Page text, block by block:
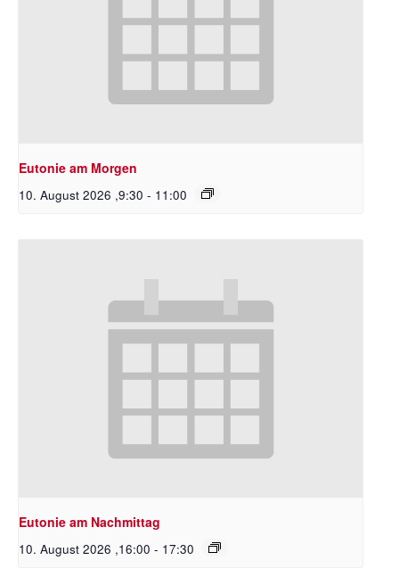
Eutonie am Morgen
10. August 2026 ,9:30 - 11:00
Eutonie am Nachmittag
10. August 2026 ,16:00 - 17:30